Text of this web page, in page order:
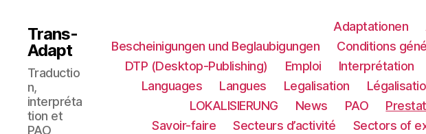
Trans-
Adapt
Traductio
n,
interpréta
tion et
PAO
Adaptationen
Bescheinigungen und Beglaubigungen
Conditions
DTP (Desktop-Publishing)
Emploi Interprétation
Languages
Langues Legalisation
LOKALISIERUNG​
News PAO
Savoir-faire
Secteurs d’activité Sectors of